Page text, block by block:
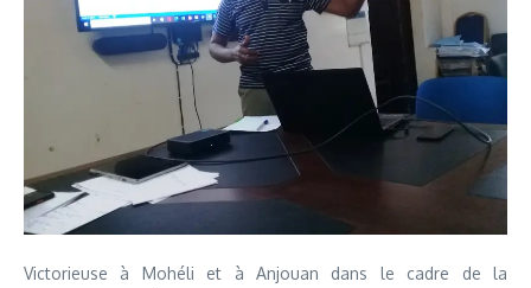
Victorieuse à Mohéli et à Anjouan dans le cadre de la